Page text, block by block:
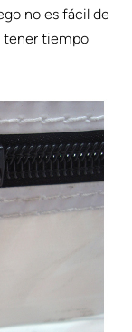
no es fácil de
tener tiempo